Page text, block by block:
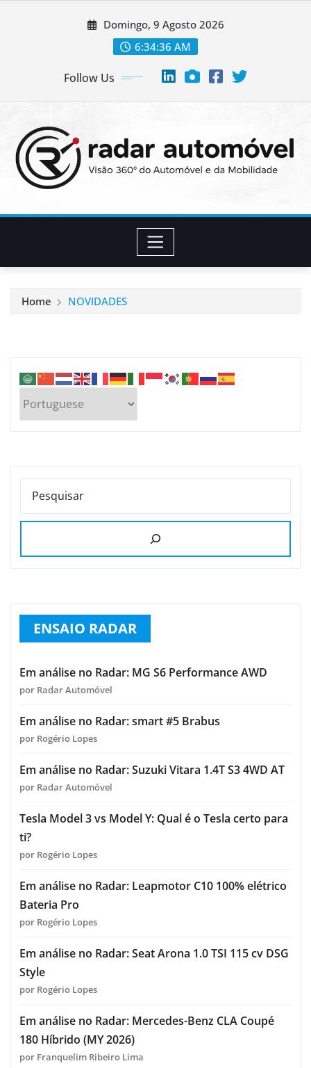
Domingo, 9 Agosto 2026
6:34:37 AM
Follow Us
Home NOVIDADES
PESQUISAR
ENSAIO RADAR
Em análise no Radar: MG S6 Performance AWD
por Radar Automóvel
Em análise no Radar: smart #5 Brabus
por Rogério Lopes
Em análise no Radar: Suzuki Vitara 1.4T S3 4WD AT
por Radar Automóvel
Tesla Model 3 vs Model Y: Qual é o Tesla certo para
ti?
por Rogério Lopes
Em análise no Radar: Leapmotor C10 100% elétrico
Bateria Pro
por Rogério Lopes
Em análise no Radar: Seat Arona 1.0 TSI 115 cv DSG
Style
por Rogério Lopes
Em análise no Radar: Mercedes-Benz CLA Coupé
180 Híbrido (MY 2026)
por Franquelim Ribeiro Lima